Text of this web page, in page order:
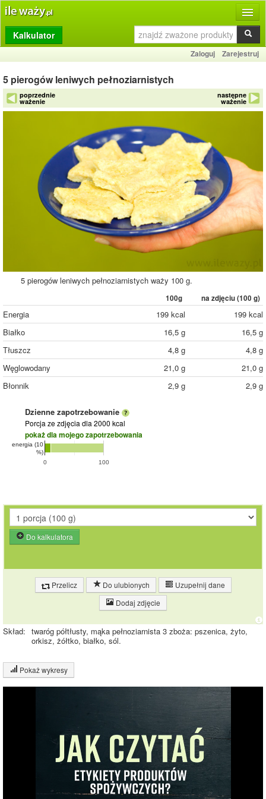
Produkty
Dziennik
Przelicznik
Porównywarka
Słownik
O stronie
Kontakt
Kalkulator
Zaloguj Zarejestruj
5 pierogów leniwych pełnoziarnistych
poprzednie
ważenie
następne
ważenie
5 pierogów leniwych pełnoziarnistych waży 100 g.
100g na zdjęciu (100 g)
Energia 199 kcal
199 kcal
Białko
16,5 g
16,5 g
Tłuszcz
4,8 g
4,8 g
Węglowodany
21,0 g
21,0 g
Błonnik
2,9 g 2,9 g
Dzienne zapotrzebowanie
Porcja ze zdjęcia dla 2000 kcal
pokaż dla mojego zapotrzebowania
0 100
energia (10
%)
Do kalkulatora
Przelicz Do ulubionych
Uzupełnij dane
Dodaj zdjęcie
Skład: twaróg półtłusty, mąka pełnoziarnista 3 zboża: pszenica, żyto,
orkisz, żółtko, białko, sól.
Pokaż wykresy
Wykres składu produktu
Pozostałe (58%)
20.8%